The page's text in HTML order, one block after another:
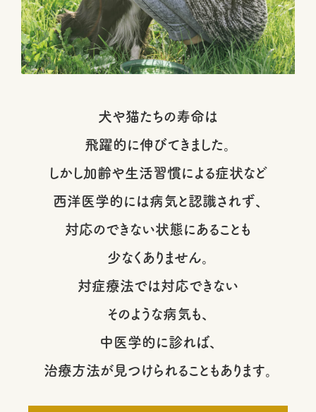
犬や猫たちの寿命は
飛躍的に伸びてきました。
しかし加齢や生活習慣による症状など
西洋医学的には病気と認識されず、
対応のできない状態にあることも
少なくありません。
対症療法では対応できない
そのような病気も、
中医学的に診れば、
治療方法が見つけられることもあります。